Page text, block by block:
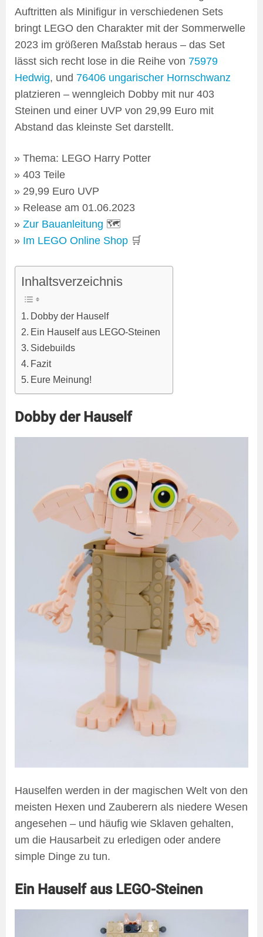
Auftritten als Minifigur in verschiedenen Sets
bringt LEGO den Charakter mit der Sommerwelle
2023 im größeren Maßstab heraus – das Set
lässt sich recht lose in die Reihe von 75979
Hedwig, und 76406 ungarischer Hornschwanz
platzieren – wenngleich Dobby mit nur 403
Steinen und einer UVP von 29,99 Euro mit
Abstand das kleinste Set darstellt.
Thema: LEGO Harry Potter
403 Teile
29,99 Euro UVP
Release am 01.06.2023
Zur Bauanleitung 🗺
Im LEGO Online Shop 🛒
Inhaltsverzeichnis
Dobby der Hauself
Ein Hauself aus LEGO-Steinen
Sidebuilds
Fazit
Eure Meinung!
Dobby der Hauself
Hauselfen werden in der magischen Welt von den
meisten Hexen und Zauberern als niedere Wesen
angesehen – und häufig wie Sklaven gehalten,
um die Hausarbeit zu erledigen oder andere
simple Dinge zu tun.
Ein Hauself aus LEGO-Steinen